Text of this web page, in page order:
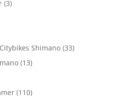
(3)
Shimano (33)
(13)
(110)